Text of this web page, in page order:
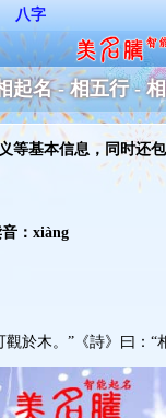
八字
起名 - 相五行 -
基本信息，同时还
：xiàng
於木。”《詩》曰：“